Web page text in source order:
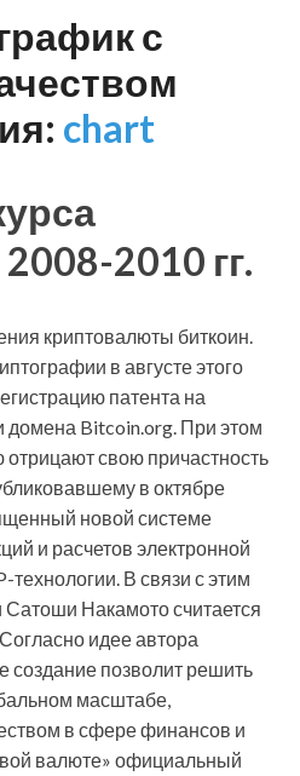
с
chart
2010 гг.
криптовалюты биткоин.
в августе этого
патента на
домена Bitcoin.org. При этом
свою причастность
в октябре
новой системе
и расчетов электронной
В связи с этим
Накамото считается
идее автора
создание позволит решить
масштабе,
в сфере финансов и
валюте» официальный